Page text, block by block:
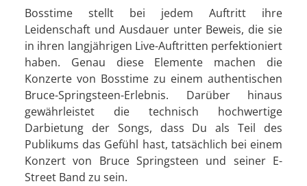
Bosstime stellt bei jedem Auftritt ihre
Leidenschaft und Ausdauer unter Beweis, die sie
in ihren langjährigen Live-Auftritten perfektioniert
haben. Genau diese Elemente machen die
Konzerte von Bosstime zu einem authentischen
Bruce-Springsteen-Erlebnis. Darüber hinaus
gewährleistet die technisch hochwertige
Darbietung der Songs, dass Du als Teil des
Publikums das Gefühl hast, tatsächlich bei einem
Konzert von Bruce Springsteen und seiner E-
Street Band zu sein.